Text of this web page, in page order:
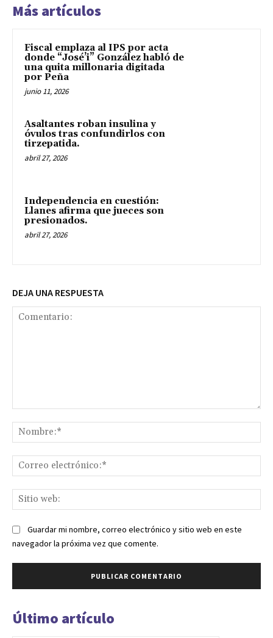
Más artículos
Fiscal emplaza al IPS por acta
donde “José’i” González habló de
una quita millonaria digitada
por Peña
junio 11, 2026
Asaltantes roban insulina y
óvulos tras confundirlos con
tirzepatida.
abril 27, 2026
Independencia en cuestión:
Llanes afirma que jueces son
presionados.
abril 27, 2026
DEJA UNA RESPUESTA
Guardar mi nombre, correo electrónico y sitio web en este
navegador la próxima vez que comente.
Último artículo